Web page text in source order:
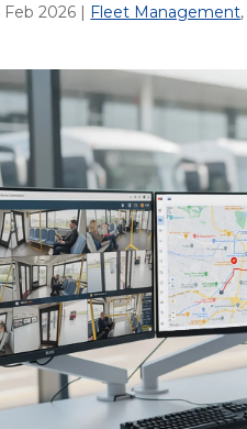
Feb 2026 | Fleet Management,